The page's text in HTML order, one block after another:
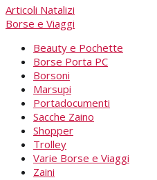
Articoli Natalizi
Borse e Viaggi
Beauty e Pochette
Borse Porta PC
Borsoni
Marsupi
Portadocumenti
Sacche Zaino
Shopper
Trolley
Varie Borse e Viaggi
Zaini